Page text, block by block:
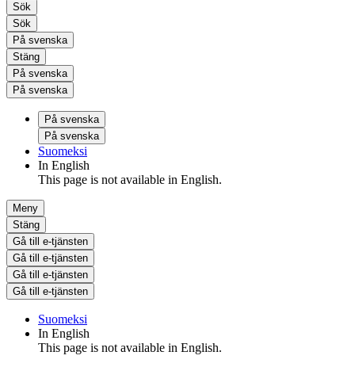
Sök
Sök
På svenska
Stäng
På svenska
På svenska
På svenska
På svenska
Suomeksi
In English
This page is not available in English.
Meny
Stäng
Gå till e-tjänsten
Gå till e-tjänsten
Gå till e-tjänsten
Gå till e-tjänsten
Suomeksi
In English
This page is not available in English.